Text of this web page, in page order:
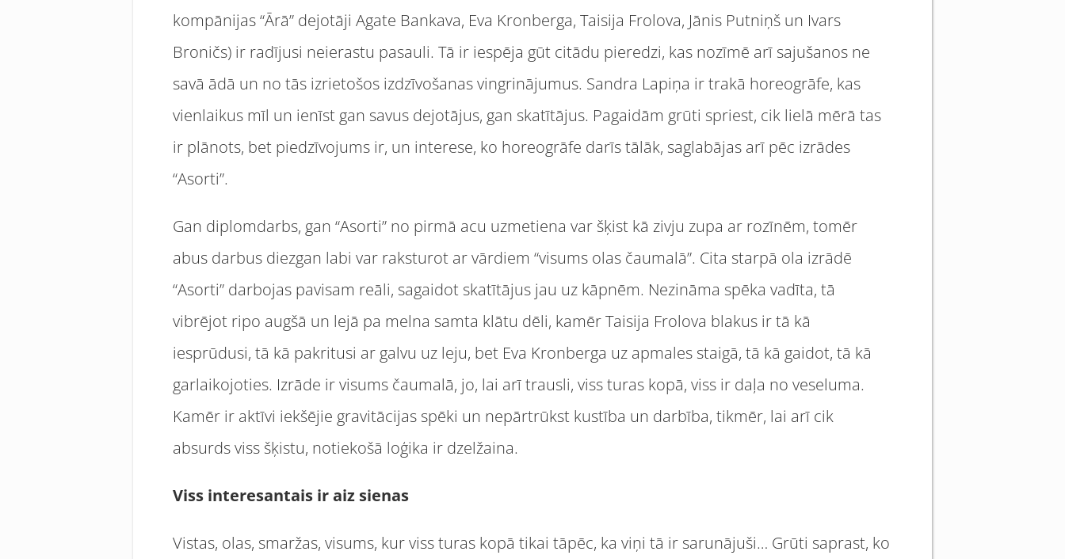
kompānijas “Ārā” dejotāji Agate Bankava, Eva Kronberga, Taisija Frolova, Jānis Putniņš un Ivars
Broničs) ir radījusi neierastu pasauli. Tā ir iespēja gūt citādu pieredzi, kas nozīmē arī sajušanos ne
savā ādā un no tās izrietošos izdzīvošanas vingrinājumus. Sandra Lapiņa ir trakā horeogrāfe, kas
vienlaikus mīl un ienīst gan savus dejotājus, gan skatītājus. Pagaidām grūti spriest, cik lielā mērā tas
ir plānots, bet piedzīvojums ir, un interese, ko horeogrāfe darīs tālāk, saglabājas arī pēc izrādes
“Asorti”.
Gan diplomdarbs, gan “Asorti” no pirmā acu uzmetiena var šķist kā zivju zupa ar rozīnēm, tomēr
abus darbus diezgan labi var raksturot ar vārdiem “visums olas čaumalā”. Cita starpā ola izrādē
“Asorti” darbojas pavisam reāli, sagaidot skatītājus jau uz kāpnēm. Nezināma spēka vadīta, tā
vibrējot ripo augšā un lejā pa melna samta klātu dēli, kamēr Taisija Frolova blakus ir tā kā
iesprūdusi, tā kā pakritusi ar galvu uz leju, bet Eva Kronberga uz apmales staigā, tā kā gaidot, tā kā
garlaikojoties. Izrāde ir visums čaumalā, jo, lai arī trausli, viss turas kopā, viss ir daļa no veseluma.
Kamēr ir aktīvi iekšējie gravitācijas spēki un nepārtrūkst kustība un darbība, tikmēr, lai arī cik
absurds viss šķistu, notiekošā loģika ir dzelžaina.
Viss interesantais ir aiz sienas
Vistas, olas, smaržas, visums, kur viss turas kopā tikai tāpēc, ka viņi tā ir sarunājuši… Grūti saprast, ko